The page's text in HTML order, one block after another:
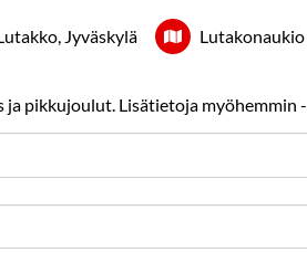
Jyväskylä
pikkujoulut. Lisätietoja myöhemmin